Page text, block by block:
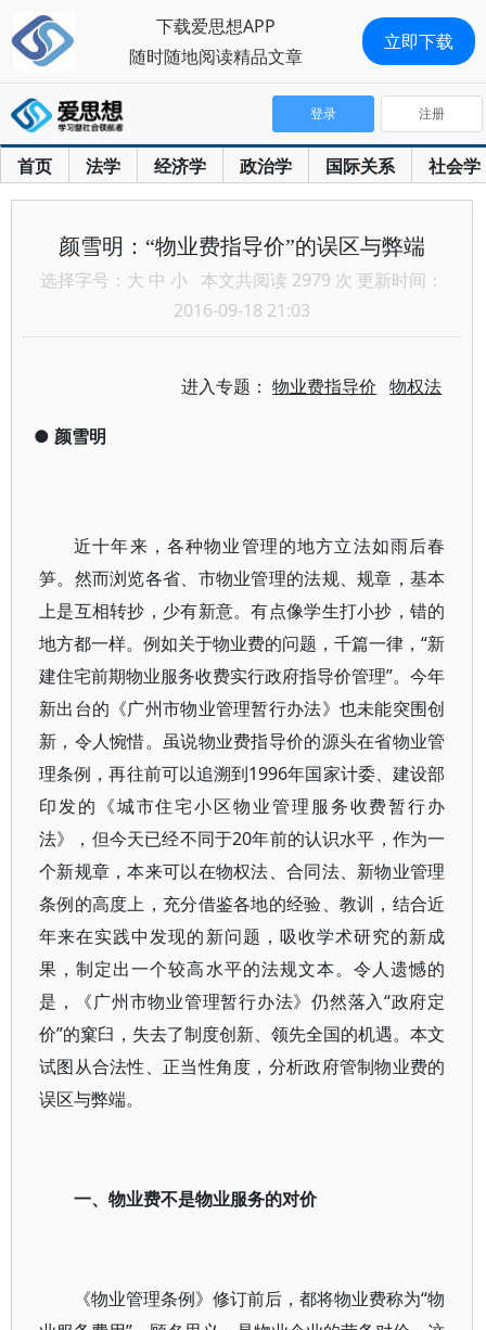
首页 法学 经济学 政治学 国际关系 社会学
登录 注册
颜雪明：“物业费指导价”的误区与弊端
选择字号： 大 中 小 本文共阅读 2979 次 更新时间：
2016-09-18 21:03
进入专题：物业费指导价 物权法
● 颜雪明
近十年来，各种物业管理的地方立法如雨后春
笋。然而浏览各省、市物业管理的法规、规章，基本
上是互相转抄，少有新意。有点像学生打小抄，错的
地方都一样。例如关于物业费的问题，千篇一律，“新
建住宅前期物业服务收费实行政府指导价管理”。今年
新出台的《广州市物业管理暂行办法》也未能突围创
新，令人惋惜。虽说物业费指导价的源头在省物业管
理条例，再往前可以追溯到1996年国家计委、建设部
印发的《城市住宅小区物业管理服务收费暂行办
法》，但今天已经不同于20年前的认识水平，作为一
个新规章，本来可以在物权法、合同法、新物业管理
条例的高度上，充分借鉴各地的经验、教训，结合近
年来在实践中发现的新问题，吸收学术研究的新成
果，制定出一个较高水平的法规文本。令人遗憾的
是，《广州市物业管理暂行办法》仍然落入“政府定
价”的窠臼，失去了制度创新、领先全国的机遇。本文
试图从合法性、正当性角度，分析政府管制物业费的
误区与弊端。
一、物业费不是物业服务的对价
《物业管理条例》修订前后，都将物业费称为“物
下载爱思想APP
随时随地阅读精品文章
立即下载